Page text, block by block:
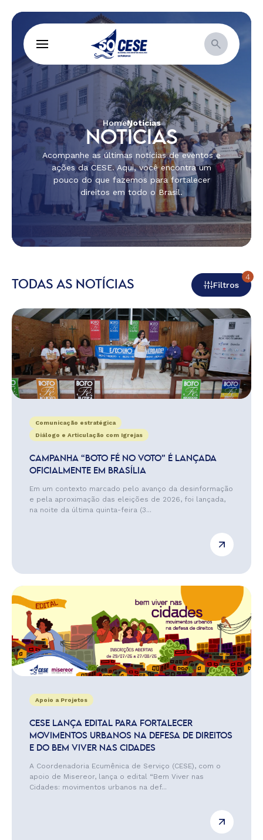
HomeNotícias
NOTÍCIAS
Acompanhe as últimas notícias de eventos e
ações da CESE. Aqui, você encontra um
pouco do que fazemos para fortalecer
direitos em todo o Brasil.
TODAS AS NOTÍCIAS Filtros
4
Comunicação estratégica
Diálogo e Articulação com Igrejas
CAMPANHA “BOTO FÉ NO VOTO” É LANÇADA
OFICIALMENTE EM BRASÍLIA
Em um contexto marcado pelo avanço da desinformação
e pela aproximação das eleições de 2026, foi lançada,
na noite da última quinta-feira (3...
Apoio a Projetos
CESE LANÇA EDITAL PARA FORTALECER
MOVIMENTOS URBANOS NA DEFESA DE DIREITOS
E DO BEM VIVER NAS CIDADES
A Coordenadoria Ecumênica de Serviço (CESE), com o
apoio de Misereor, lança o edital “Bem Viver nas
Cidades: movimentos urbanos na def...